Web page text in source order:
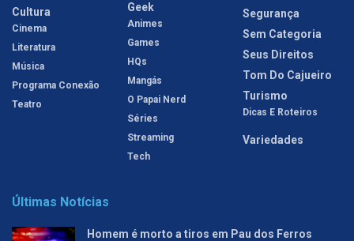
Cultura
Cinema
Literatura
Música
Programa Conexão
Teatro
Geek
Animes
Games
HQs
Mangás
O Papai Nerd
Séries
Streaming
Tech
Segurança
Sem Categoria
Seus Direitos
Tom Do Cajueiro
Turismo
Dicas E Roteiros
Variedades
Últimas Notícias
Homem é morto a tiros em Pau dos Ferros